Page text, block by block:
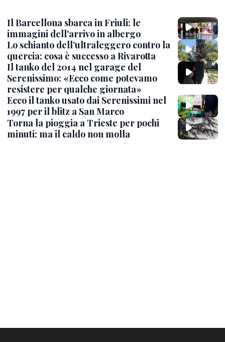
Il Barcellona sbarca in Friuli: le
immagini dell'arrivo in albergo
Lo schianto dell’ultraleggero contro la
quercia: cosa è successo a Rivarotta
Il tanko del 2014 nel garage del
Serenissimo: «Ecco come potevamo
resistere per qualche giornata»
Ecco il tanko usato dai Serenissimi nel
1997 per il blitz a San Marco
Torna la pioggia a Trieste per pochi
minuti: ma il caldo non molla